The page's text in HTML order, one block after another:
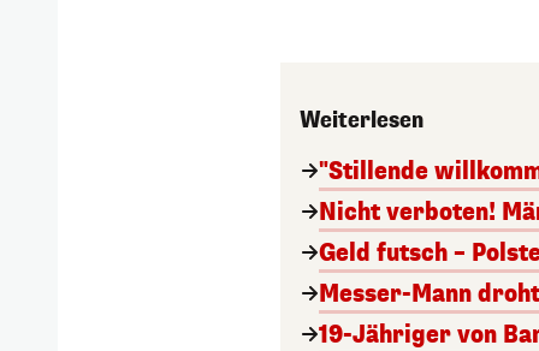
Weiterlesen
"Stillende
Nicht verboten!
Geld futsch –
Messer-Mann
19-Jähriger von